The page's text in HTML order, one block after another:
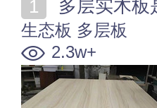
多层实木板
生态板 多层板
2.3w+